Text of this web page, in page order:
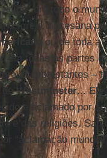
em todo o
Igreja diocesana
ou de toda a
em todas as partes
protestantes –
deWestminster... Ele
e aclamado por
e das religiões.
“aclamação